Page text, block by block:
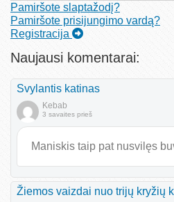
Pamiršote slaptažodį?
Pamiršote prisijungimo vardą?
Registracija
Naujausi komentarai:
Svylantis katinas
Kebab
3 savaites prieš
Maniskis taip pat nusvilęs
Žiemos vaizdai nuo trijų kryžių